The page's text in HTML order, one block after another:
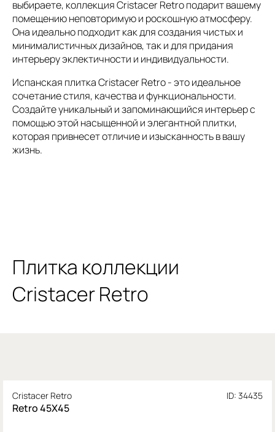
выбираете, коллекция Cristacer Retro подарит вашему
помещению неповторимую и роскошную атмосферу.
Она идеально подходит как для создания чистых и
минималистичных дизайнов, так и для придания
интерьеру эклектичности и индивидуальности.
Испанская плитка Cristacer Retro - это идеальное
сочетание стиля, качества и функциональности.
Создайте уникальный и запоминающийся интерьер с
помощью этой насыщенной и элегантной плитки,
которая привнесет отличие и изысканность в вашу
жизнь.
Плитка коллекции
Cristacer Retro
Cristacer Retro ID: 34435
Retro 45X45